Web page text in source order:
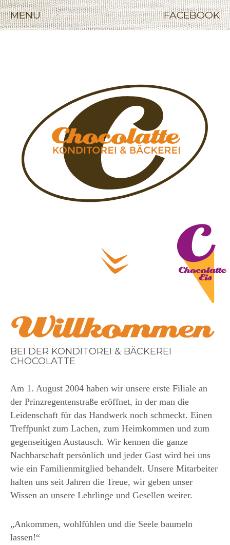
MENU FACEBOOK
BEI DER KONDITOREI & BÄCKEREI
CHOCOLATTE
Am 1. August 2004 haben wir unsere erste Filiale an
der Prinzregentenstraße eröffnet, in der man die
Leidenschaft für das Handwerk noch schmeckt. Einen
Treffpunkt zum Lachen, zum Heimkommen und zum
gegenseitigen Austausch. Wir kennen die ganze
Nachbarschaft persönlich und jeder Gast wird bei uns
wie ein Familienmitglied behandelt. Unsere Mitarbeiter
halten uns seit Jahren die Treue, wir geben unser
Wissen an unsere Lehrlinge und Gesellen weiter.
„Ankommen, wohlfühlen und die Seele baumeln
lassen!“